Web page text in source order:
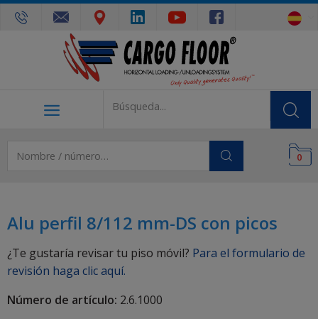
0
Alu perfil 8/112 mm-DS con picos
¿Te gustaría revisar tu piso móvil? Para el formulario de
revisión haga clic aquí.
Número de artículo: 2.6.1000